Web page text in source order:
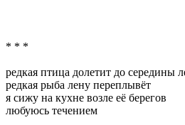
* * *
редкая птица долетит до середины
редкая рыба лену переплывёт
я сижу на кухне возле её берегов
любуюсь течением